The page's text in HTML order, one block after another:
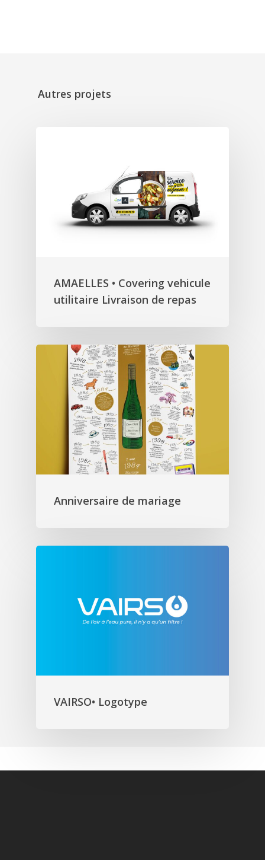
Autres projets
AMAELLES • Covering vehicule
utilitaire Livraison de repas
Anniversaire de mariage
VAIRSO• Logotype